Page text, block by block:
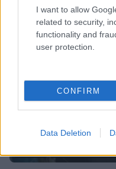
I want to allow
related to security,
functionality and
user protection.
CONFIRM
Data Deletion